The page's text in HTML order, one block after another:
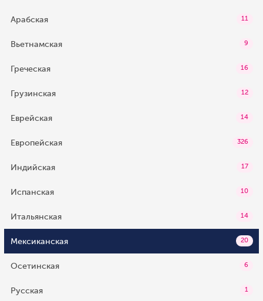
Арабская 11
Вьетнамская 9
Греческая 16
Грузинская 12
Еврейская 14
Европейская 326
Индийская 17
Испанская 10
Итальянская 14
Мексиканская 20
Осетинская 6
Русская 1